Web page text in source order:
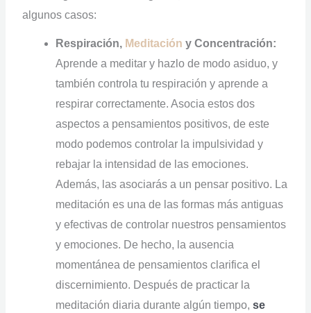
algunos casos:
Respiración, Meditación y Concentración:
Aprende a meditar y hazlo de modo asiduo, y
también controla tu respiración y aprende a
respirar correctamente. Asocia estos dos
aspectos a pensamientos positivos, de este
modo podemos controlar la impulsividad y
rebajar la intensidad de las emociones.
Además, las asociarás a un pensar positivo. La
meditación es una de las formas más antiguas
y efectivas de controlar nuestros pensamientos
y emociones. De hecho, la ausencia
momentánea de pensamientos clarifica el
discernimiento. Después de practicar la
meditación diaria durante algún tiempo, se